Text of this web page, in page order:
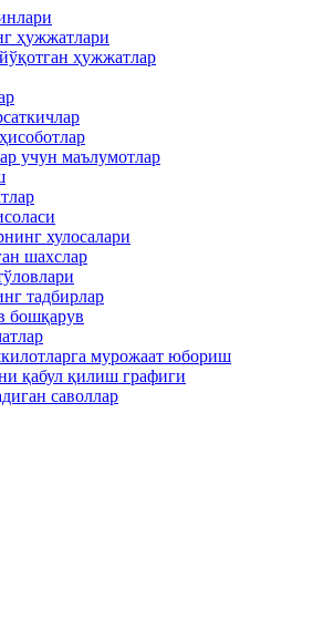
ҳужжатлари
ҳужжатлар
учун маълумотлар
хулосалари
шахслар
тадбирлар
бошқарув
мурожаат юбориш
қабул қилиш графиги
саволлар